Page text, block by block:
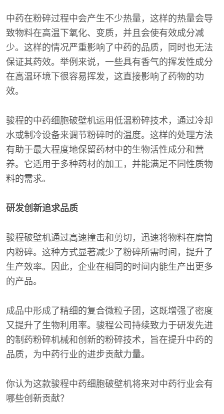
中药在粉碎过程中会产生不少热量，这样的热量会导
致物料在高温下氧化、变质，并且会使有效成分减
少。这样的情况严重影响了中药的品质，同时也无法
保证其药效。举例来说，一些具有香气的挥发性成分
在高温环境下很容易挥发，这直接影响了药物的功
效。
骏程的中药细胞破壁机运用低温粉碎技术，通过冷却
水或制冷设备来调节粉碎时的温度。这样的处理方法
有助于最大程度地保留药材中的生物活性成分和营
养。它适用于多种药材的加工，并能满足不同性质物
料的需求。
研发创新追求品质
骏程破壁机通过高速撞击和剪切，迅速将物料在磨筒
内粉碎。这种方式显著减少了粉碎所需时间，提升了
生产效率。因此，企业在相同的时间内能生产出更多
的产品。
成品中形成了精细的复合微粒子团，这既增强了密度
又提升了生物利用率。骏程公司持续致力于研发先进
的制药粉碎机械和创新的粉碎技术，旨在提升中药的
品质，为中药行业的进步贡献力量。
你认为这款骏程中药细胞破壁机将来对中药行业会有
哪些创新贡献？